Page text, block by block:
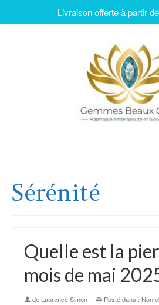
Sérénité
Quelle est la
mois de mai
de Laurence Simon | Posté dans : Non
Livraison offerte à partir